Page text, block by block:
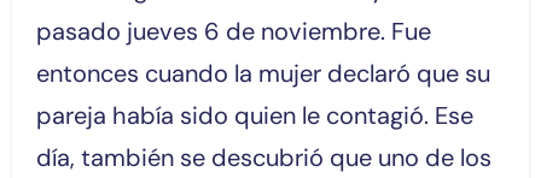
pasado jueves 6 de noviembre. Fue
entonces cuando la mujer declaró que su
pareja había sido quien le contagió. Ese
día, también se descubrió que uno de los